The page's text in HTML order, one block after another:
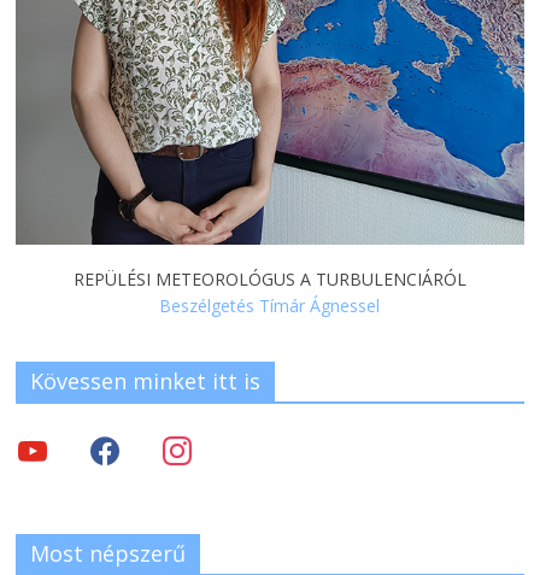
REPÜLÉSI METEOROLÓGUS A TURBULENCIÁRÓL
Beszélgetés Tímár Ágnessel
Kövessen minket itt is
Most népszerű